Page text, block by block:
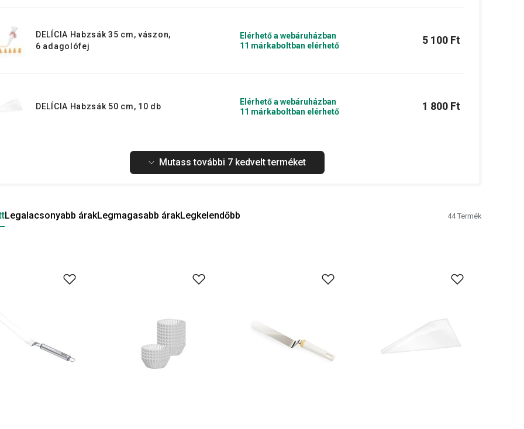
DELÍCIA Habzsák 35 cm, vászon,
6 adagolófej
Elérhető a webáruházban
11 márkaboltban elérhető
5 100 Ft
DELÍCIA Habzsák 50 cm, 10 db
Elérhető a webáruházban
11 márkaboltban elérhető
1 800 Ft
Mutass további 7 kedvelt terméket
Legalacsonyabb árakLegmagasabb árakLegkelendőbb 44Termék